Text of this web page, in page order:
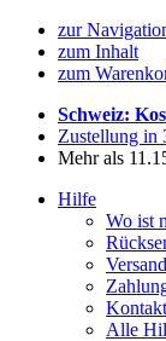
zur
zum Inhalt
zum
Schweiz:
Zustellung in
Mehr als
Hilfe
Wo ist
Kontakt
Alle